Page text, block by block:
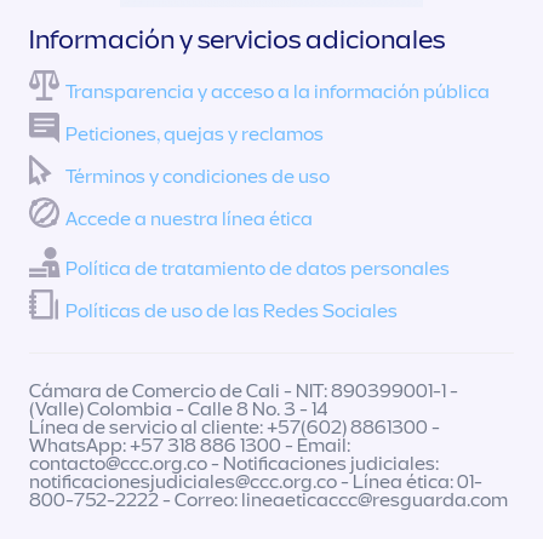
Información y servicios adicionales
Transparencia y acceso a la información pública
Peticiones, quejas y reclamos
Términos y condiciones de uso
Accede a nuestra línea ética
Política de tratamiento de datos personales
Políticas de uso de las Redes Sociales
Cámara de Comercio de Cali - NIT: 890399001-1 -
(Valle) Colombia - Calle 8 No. 3 - 14
Línea de servicio al cliente: +57(602) 8861300 -
WhatsApp: +57 318 886 1300 - Email:
contacto@ccc.org.co- Notificaciones judiciales:
notificacionesjudiciales@ccc.org.co- Línea ética: 01-
800-752-2222 - Correo: lineaeticaccc@resguarda.com